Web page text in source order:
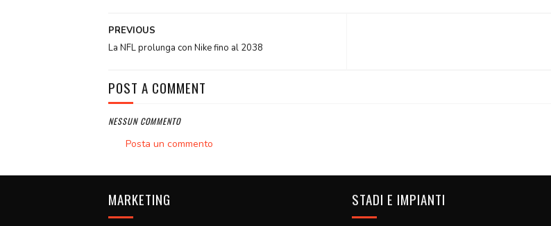
PREVIOUS
La NFL prolunga con Nike fino al 2038
POST A COMMENT
NESSUN COMMENTO
Posta un commento
MARKETING STADI E IMPIANTI